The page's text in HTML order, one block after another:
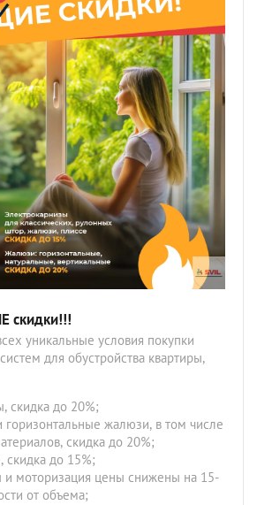
скидки!!!
уникальные условия покупки
для обустройства квартиры,
скидка до 20%;
жалюзи, в том числе
скидка до 20%;
скидка до 15%;
и моторизация цены снижены на 15-
от объема;